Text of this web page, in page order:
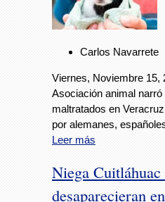
Carlos Navarrete
Viernes, Noviembre 15,
Asociación animal narró
maltratados en
por alemanes,
Leer más
Niega
desaparecieran